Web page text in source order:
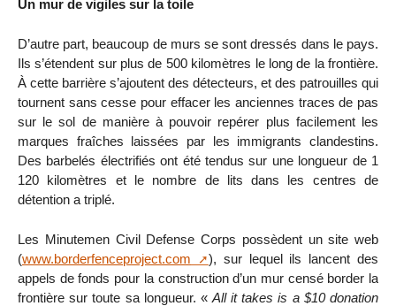
Un mur de vigiles sur la toile
D’autre part, beaucoup de murs se sont dressés dans le pays.
Ils s’étendent sur plus de 500 kilomètres le long de la frontière.
À cette barrière s’ajoutent des détecteurs, et des patrouilles qui
tournent sans cesse pour effacer les anciennes traces de pas
sur le sol de manière à pouvoir repérer plus facilement les
marques fraîches laissées par les immigrants clandestins.
Des barbelés électrifiés ont été tendus sur une longueur de 1
120 kilomètres et le nombre de lits dans les centres de
détention a triplé.
Les Minutemen Civil Defense Corps possèdent un site web
(www.borderfenceproject.com
), sur lequel ils lancent des
appels de fonds pour la construction d’un mur censé border la
frontière sur toute sa longueur. « All it takes is a $10 donation